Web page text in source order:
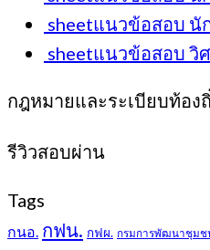
sheetแนวข้อสอบ นั
sheetแนวข้อสอบ วิ
กฎหมายและระเบียบท้อง
รีวิวสอบผ่าน
Tags
กนอ. กฟน. กฟผ. กรมการพัฒนาชุมช